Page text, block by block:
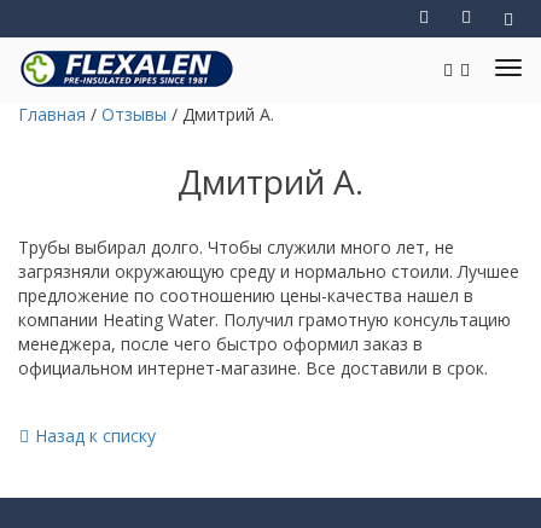
Главная / Отзывы / Дмитрий А.
Дмитрий А.
Трубы выбирал долго. Чтобы служили много лет, не
загрязняли окружающую среду и нормально стоили. Лучшее
предложение по соотношению цены-качества нашел в
компании Heating Water. Получил грамотную консультацию
менеджера, после чего быстро оформил заказ в
официальном интернет-магазине. Все доставили в срок.
Назад к списку